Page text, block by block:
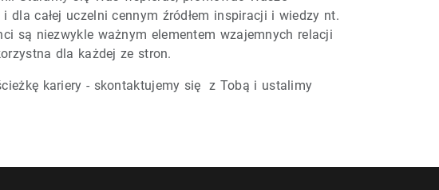
całej uczelni cennym źródłem inspiracji i wiedzy nt.
są niezwykle ważnym elementem wzajemnych relacji
dla każdej ze stron.
kariery - skontaktujemy się z Tobą i ustalimy